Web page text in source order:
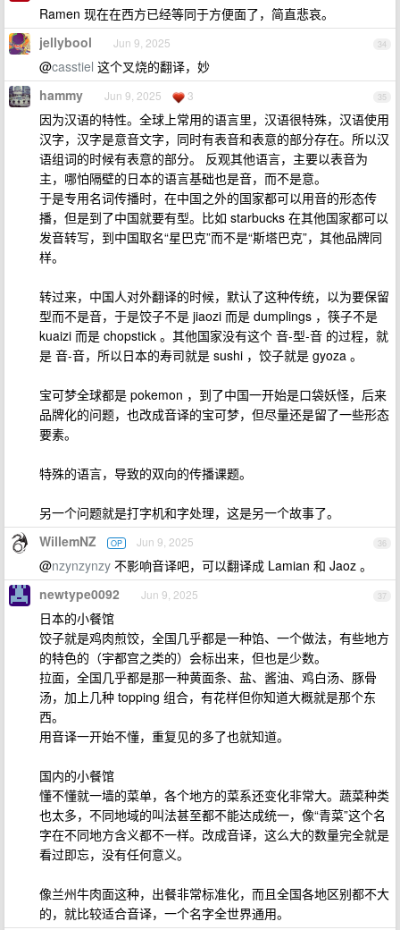
Ramen 现在在西方已经等同于方便面了，简直悲哀。
34
jellybool Jun 9, 2025
@casstiel 这个叉烧的翻译，妙
35
hammy Jun 9, 2025 3
因为汉语的特性。全球上常用的语言里，汉语很特殊，汉语使用
汉字，汉字是意音文字，同时有表音和表意的部分存在。所以汉
语组词的时候有表意的部分。 反观其他语言，主要以表音为
主，哪怕隔壁的日本的语言基础也是音，而不是意。
于是专用名词传播时，在中国之外的国家都可以用音的形态传
播，但是到了中国就要有型。比如 starbucks 在其他国家都可以
发音转写，到中国取名“星巴克”而不是“斯塔巴克”，其他品牌同
样。
转过来，中国人对外翻译的时候，默认了这种传统，以为要保留
型而不是音，于是饺子不是 jiaozi 而是 dumplings ，筷子不是
kuaizi 而是 chopstick 。其他国家没有这个 音-型-音 的过程，就
是 音-音，所以日本的寿司就是 sushi ，饺子就是 gyoza 。
宝可梦全球都是 pokemon ，到了中国一开始是口袋妖怪，后来
品牌化的问题，也改成音译的宝可梦，但尽量还是留了一些形态
要素。
特殊的语言，导致的双向的传播课题。
另一个问题就是打字机和字处理，这是另一个故事了。
36
WillemNZ OP Jun 9, 2025
@nzynzynzy 不影响音译吧，可以翻译成 Lamian 和 Jaoz 。
37
newtype0092 Jun 9, 2025
日本的小餐馆
饺子就是鸡肉煎饺，全国几乎都是一种馅、一个做法，有些地方
的特色的（宇都宫之类的）会标出来，但也是少数。
拉面，全国几乎都是那一种黄面条、盐、酱油、鸡白汤、豚骨
汤，加上几种 topping 组合，有花样但你知道大概就是那个东
西。
用音译一开始不懂，重复见的多了也就知道。
国内的小餐馆
懂不懂就一墙的菜单，各个地方的菜系还变化非常大。蔬菜种类
也太多，不同地域的叫法甚至都不能达成统一，像“青菜”这个名
字在不同地方含义都不一样。改成音译，这么大的数量完全就是
看过即忘，没有任何意义。
像兰州牛肉面这种，出餐非常标准化，而且全国各地区别都不大
的，就比较适合音译，一个名字全世界通用。